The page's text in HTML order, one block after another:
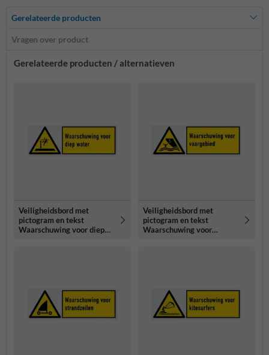
Gerelateerde producten
Vragen over product
Gerelateerde producten / alternatieven
Veiligheidsbord met
pictogram en tekst
Waarschuwing voor diep
Veiligheidsbord met
pictogram en tekst
Waarschuwing voor